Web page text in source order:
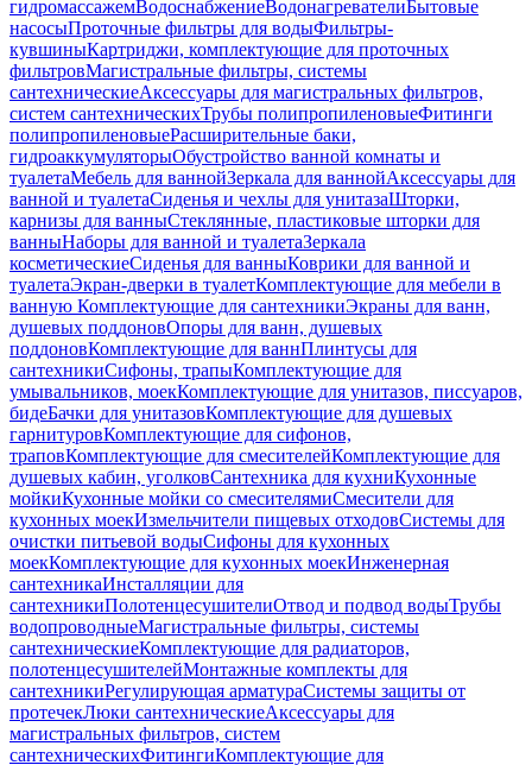
гидромассажемВодоснабжениеВодонагревателиБытовые
насосыПроточные фильтры для водыФильтры-
кувшиныКартриджи, комплектующие для проточных
фильтровМагистральные фильтры, системы
сантехническиеАксессуары для магистральных фильтров,
систем сантехническихТрубы полипропиленовыеФитинги
полипропиленовыеРасширительные баки,
гидроаккумуляторыОбустройство ванной комнаты и
туалетаМебель для ваннойЗеркала для ваннойАксессуары для
ванной и туалетаСиденья и чехлы для унитазаШторки,
карнизы для ванныСтеклянные, пластиковые шторки для
ванныНаборы для ванной и туалетаЗеркала
косметическиеСиденья для ванныКоврики для ванной и
туалетаЭкран-дверки в туалетКомплектующие для мебели в
ванную Комплектующие для сантехникиЭкраны для ванн,
душевых поддоновОпоры для ванн, душевых
поддоновКомплектующие для ваннПлинтусы для
сантехникиСифоны, трапыКомплектующие для
умывальников, моекКомплектующие для унитазов, писсуаров,
бидеБачки для унитазовКомплектующие для душевых
гарнитуровКомплектующие для сифонов,
траповКомплектующие для смесителейКомплектующие для
душевых кабин, уголковСантехника для кухниКухонные
мойкиКухонные мойки со смесителямиСмесители для
кухонных моекИзмельчители пищевых отходовСистемы для
очистки питьевой водыСифоны для кухонных
моекКомплектующие для кухонных моекИнженерная
сантехникаИнсталляции для
сантехникиПолотенцесушителиОтвод и подвод водыТрубы
водопроводныеМагистральные фильтры, системы
сантехническиеКомплектующие для радиаторов,
полотенцесушителейМонтажные комплекты для
сантехникиРегулирующая арматураСистемы защиты от
протечекЛюки сантехническиеАксессуары для
магистральных фильтров, систем
сантехническихФитингиКомплектующие для